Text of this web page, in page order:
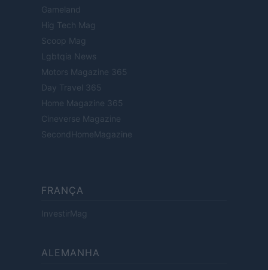
Gameland
Hig Tech Mag
Scoop Mag
Lgbtqia News
Motors Magazine 365
Day Travel 365
Home Magazine 365
Cineverse Magazine
SecondHomeMagazine
FRANÇA
InvestirMag
ALEMANHA